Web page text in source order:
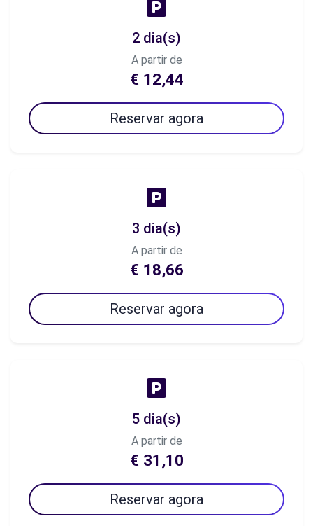
2 dia(s)
A partir de
€ 12,44
Reservar agora
3 dia(s)
A partir de
€ 18,66
Reservar agora
5 dia(s)
A partir de
€ 31,10
Reservar agora